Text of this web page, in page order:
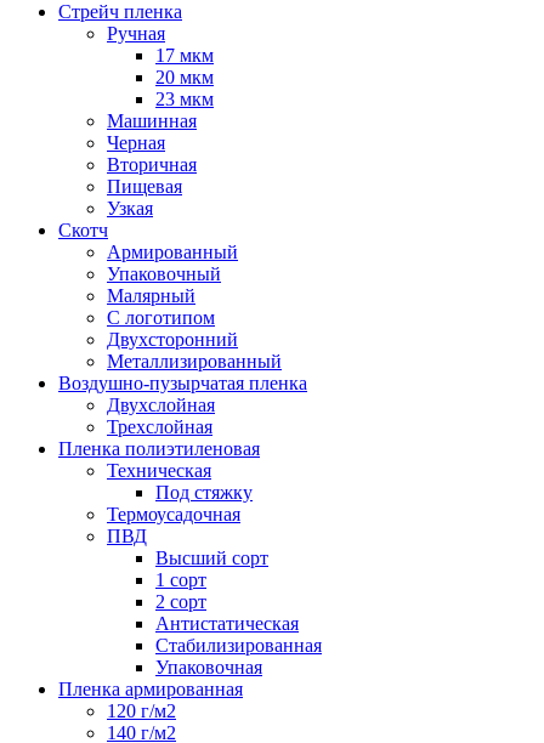
Стрейч пленка
Ручная
17 мкм
20 мкм
23 мкм
Машинная
Черная
Вторичная
Пищевая
Узкая
Скотч
Армированный
Упаковочный
Малярный
С логотипом
Двухсторонний
Металлизированный
Воздушно-пузырчатая пленка
Двухслойная
Трехслойная
Пленка полиэтиленовая
Техническая
Под стяжку
Термоусадочная
ПВД
Высший сорт
1 сорт
2 сорт
Антистатическая
Стабилизированная
Упаковочная
Пленка армированная
120 г/м2
140 г/м2